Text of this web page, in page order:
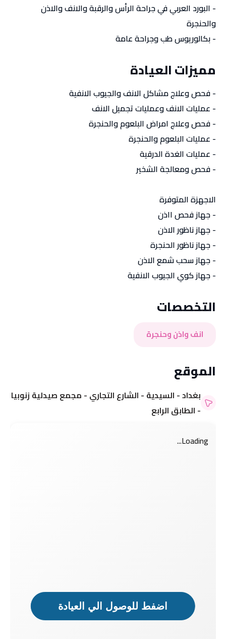
دكتور مريض دكتور مريض
- البورد العربي في جراحة الرأس والرقبة والانف والاذن
والحنجرة
- بكالوريوس طب وجراحة عامة
مميزات العيادة
- فحص وعلاج مشاكل الانف والجيوب الانفية
- عمليات الانف وعمليات تجميل الانف
- فحص وعلاج امراض البلعوم والحنجرة
- عمليات البلعوم والحنجرة
- عمليات الغدة الدرقية
- فحص ومعالجة الشخير
الاجهزة المتوفرة
- جهاز فحص ااذن
- جهاز ناظور الاذن
- جهاز ناظور الحنجرة
- جهاز سحب شمع الاذن
- جهاز كوي الجيوب الانفية
التخصصات
انف واذن وحنجرة
الموقع
بغداد - السيدية - الشارع التجاري - مجمع صيدلية زنوبيا
- الطابق الرابع
Loading...
اضفط للوصول الي العيادة